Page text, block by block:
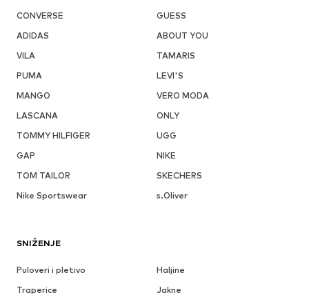
CONVERSE
GUESS
ADIDAS
ABOUT YOU
VILA
TAMARIS
PUMA
LEVI'S
MANGO
VERO MODA
LASCANA
ONLY
TOMMY HILFIGER
UGG
GAP
NIKE
TOM TAILOR
SKECHERS
Nike Sportswear
s.Oliver
SNIŽENJE
Puloveri i pletivo
Haljine
Traperice
Jakne